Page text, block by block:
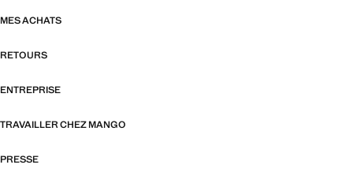
MES ACHATS
RETOURS
ENTREPRISE
TRAVAILLER CHEZ MANGO
PRESSE